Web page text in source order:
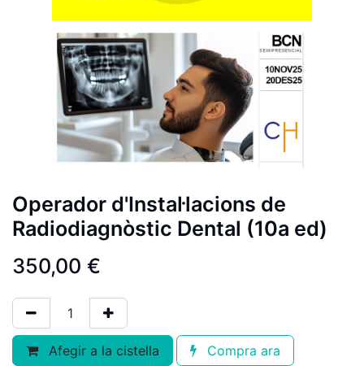
Operador d'Instal·lacions de
Radiodiagnòstic Dental (10a ed)
350,00 €
Afegir a la cistella Compra ara